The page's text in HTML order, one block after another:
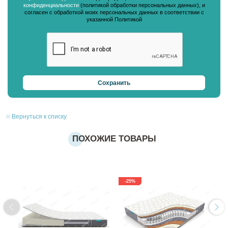
конфиденциальности(политикой обработки персональных данных), и
согласен с обработкой моих персональных данных в соответствии с
указанной Политикой
Вернуться к списку
ПОХОЖИЕ ТОВАРЫ
-25%